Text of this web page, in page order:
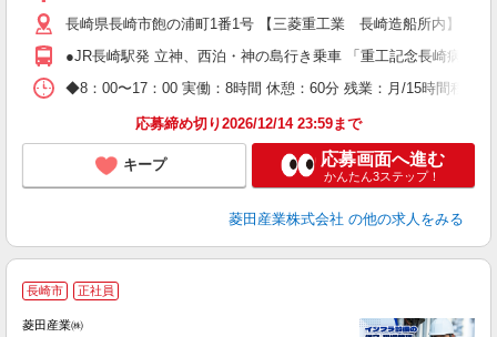
長崎県長崎市飽の浦町1番1号 【三菱重工業 長崎造船所内】 ※
●JR長崎駅発 立神、西泊・神の島行き乗車 「重工記念長崎病院
◆8：00〜17：00 実働：8時間 休憩：60分 残業：月/15時間程度
応募締め切り2026/12/14 23:59まで
キープ 応募画面へ進む
かんたん3ステップ！
菱田産業株式会社 の他の求人をみる
長崎市 正社員
菱田産業㈱